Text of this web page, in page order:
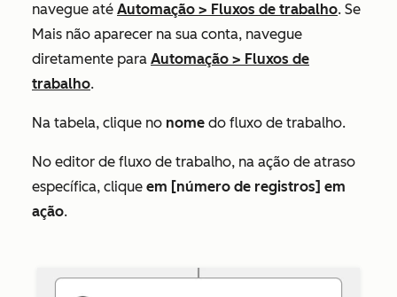
navegue até Automação > Fluxos de trabalho. Se
Mais não aparecer na sua conta, navegue
diretamente para Automação > Fluxos de
trabalho.
Na tabela, clique no nome do fluxo de trabalho.
No editor de fluxo de trabalho, na ação de atraso
específica, clique em [número de registros] em
ação.